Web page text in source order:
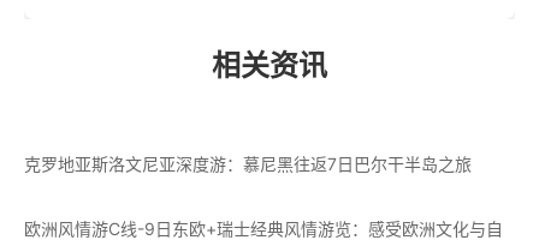
相关资讯
克罗地亚斯洛文尼亚深度游：慕尼黑往返7日巴尔干半岛之旅
欧洲风情游C线-9日东欧+瑞士经典风情游览：感受欧洲文化与自